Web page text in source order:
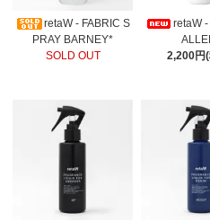
retaW - FABRIC S
PRAY BARNEY*
SOLD OUT
retaW -
2,200円